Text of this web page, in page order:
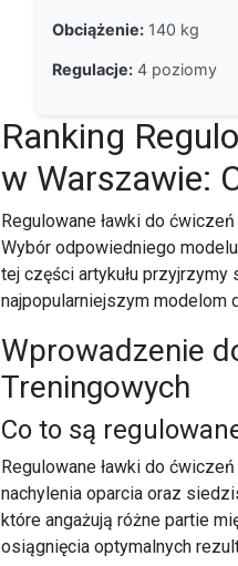
Obciążenie:140 kg
Regulacje:4 poziomy
Ranking
w Warszawie:
Regulowane ławki do
Wybór odpowiedniego
tej części artykułu przyjrzymy
najpopularniejszym modelom
Wprowadzenie
Treningowych
Co to są
Regulowane ławki do
nachylenia oparcia oraz
które angażują różne partie
osiągnięcia optymalnych